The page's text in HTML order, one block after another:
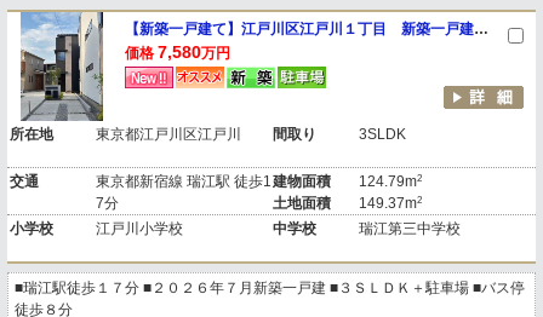
【新築一戸建て】江戸川区江戸川１丁目 新築一戸建て Ｃ号棟
価格 7,580万円
所在地 東京都江戸川区江戸川 間取り 3SLDK
交通
東京都新宿線 瑞江駅 徒歩1
7分
建物面積
土地面積
124.79m2
149.37m2
小学校 江戸川小学校 中学校 瑞江第三中学校
■瑞江駅徒歩１７分 ■２０２６年７月新築一戸建 ■３ＳＬＤＫ＋駐車場 ■バス停
徒歩８分